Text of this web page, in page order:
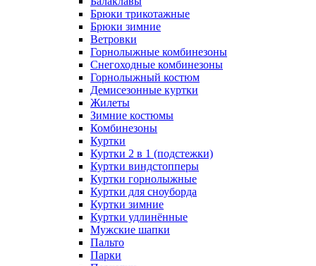
Брюки трикотажные
Брюки зимние
Ветровки
Горнолыжные комбинезоны
Снегоходные комбинезоны
Горнолыжный костюм
Демисезонные куртки
Жилеты
Зимние костюмы
Комбинезоны
Куртки
Куртки 2 в 1 (подстежки)
Куртки виндстопперы
Куртки горнолыжные
Куртки для сноуборда
Куртки зимние
Куртки удлинённые
Мужские шапки
Пальто
Парки